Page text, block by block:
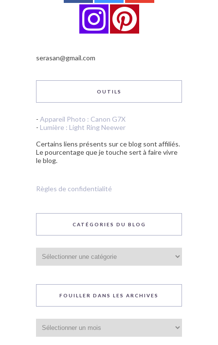
serasan@gmail.com
OUTILS
- Appareil Photo : Canon G7X
- Lumière : Light Ring Neewer
Certains liens présents sur ce blog sont affiliés.
Le pourcentage que je touche sert à faire vivre
le blog.
Règles de confidentialité
CATÉGORIES DU BLOG
du
blog
FOUILLER DANS LES ARCHIVES
dans
les